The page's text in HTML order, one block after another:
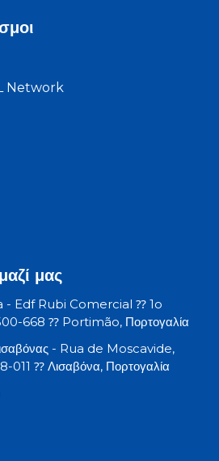
Network
μας
- Edf Rubi Comercial ⁇ 1o
668 ⁇ Portimão, Πορτογαλία
- Rua de Moscavide,
011 ⁇ Λισαβόνα, Πορτογαλία